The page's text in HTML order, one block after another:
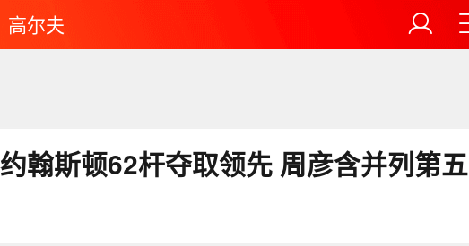
高尔夫
翰斯顿62杆夺取领先 周彦含并列第五